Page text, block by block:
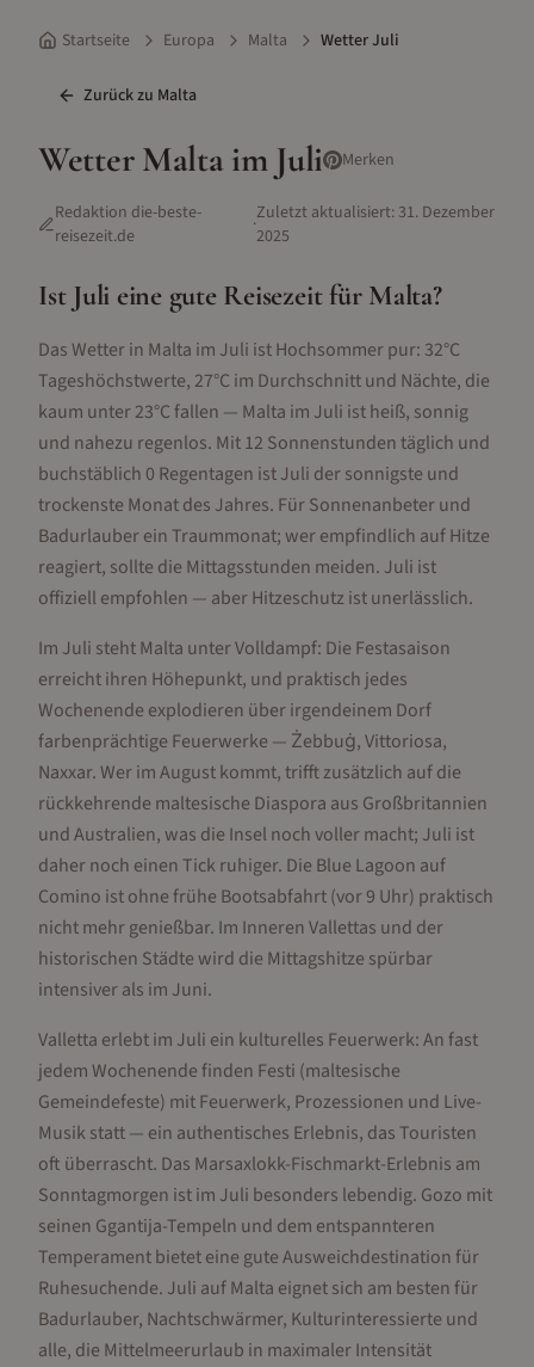
Startseite Europa Malta Wetter Juli
Zurück zu Malta
WetterMaltaimJuli Merken
Redaktion die-beste-
reisezeit.de
·Zuletzt aktualisiert: 31. Dezember
2025
Ist Juli eine gute Reisezeit für Malta?
Das Wetter in Malta im Juli ist Hochsommer pur: 32°C
Tageshöchstwerte, 27°C im Durchschnitt und Nächte, die
kaum unter 23°C fallen — Malta im Juli ist heiß, sonnig
und nahezu regenlos. Mit 12 Sonnenstunden täglich und
buchstäblich 0 Regentagen ist Juli der sonnigste und
trockenste Monat des Jahres. Für Sonnenanbeter und
Badurlauber ein Traummonat; wer empfindlich auf Hitze
reagiert, sollte die Mittagsstunden meiden. Juli ist
offiziell empfohlen — aber Hitzeschutz ist unerlässlich.
Im Juli steht Malta unter Volldampf: Die Festasaison
erreicht ihren Höhepunkt, und praktisch jedes
Wochenende explodieren über irgendeinem Dorf
farbenprächtige Feuerwerke — Żebbuġ, Vittoriosa,
Naxxar. Wer im August kommt, trifft zusätzlich auf die
rückkehrende maltesische Diaspora aus Großbritannien
und Australien, was die Insel noch voller macht; Juli ist
daher noch einen Tick ruhiger. Die Blue Lagoon auf
Comino ist ohne frühe Bootsabfahrt (vor 9 Uhr) praktisch
nicht mehr genießbar. Im Inneren Vallettas und der
historischen Städte wird die Mittagshitze spürbar
intensiver als im Juni.
Valletta erlebt im Juli ein kulturelles Feuerwerk: An fast
jedem Wochenende finden Festi (maltesische
Gemeindefeste) mit Feuerwerk, Prozessionen und Live-
Musik statt — ein authentisches Erlebnis, das Touristen
oft überrascht. Das Marsaxlokk-Fischmarkt-Erlebnis am
Sonntagmorgen ist im Juli besonders lebendig. Gozo mit
seinen Ggantija-Tempeln und dem entspannteren
Temperament bietet eine gute Ausweichdestination für
Ruhesuchende. Juli auf Malta eignet sich am besten für
Badurlauber, Nachtschwärmer, Kulturinteressierte und
alle, die Mittelmeerurlaub in maximaler Intensität